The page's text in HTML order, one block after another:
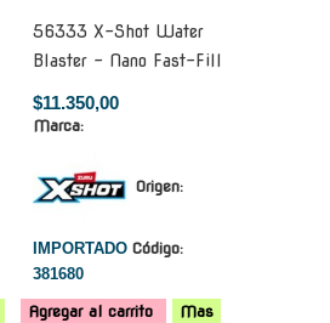
56333 X-Shot Water
Blaster - Nano Fast-Fill
$11.350,00
Marca:
Origen:
IMPORTADO Código:
381680
Agregar al carrito
Mas